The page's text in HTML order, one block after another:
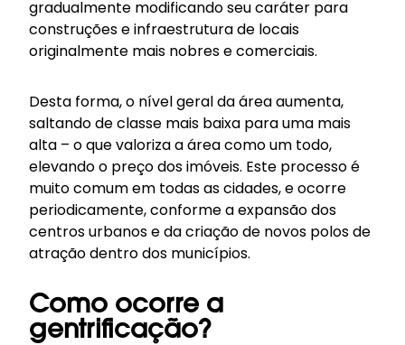
gradualmente modificando seu caráter para
construções e infraestrutura de locais
originalmente mais nobres e comerciais.
Desta forma, o nível geral da área aumenta,
saltando de classe mais baixa para uma mais
alta – o que valoriza a área como um todo,
elevando o preço dos imóveis. Este processo é
muito comum em todas as cidades, e ocorre
periodicamente, conforme a expansão dos
centros urbanos e da criação de novos polos de
atração dentro dos municípios.
Como ocorre a
gentrificação?